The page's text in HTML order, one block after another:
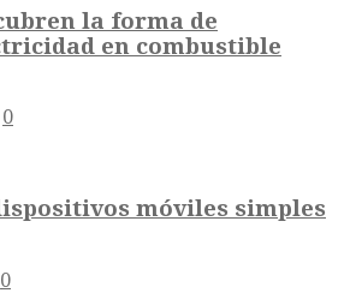
la forma de
en combustible
0
móviles simples
0